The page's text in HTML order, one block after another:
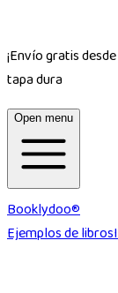
¡Envío gratis
tapa dura
Open menu
Booklydoo®
Ejemplos de libros